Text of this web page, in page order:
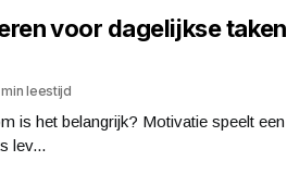
voor dagelijkse taken
min leestijd
is het belangrijk? Motivatie speelt een
lev...